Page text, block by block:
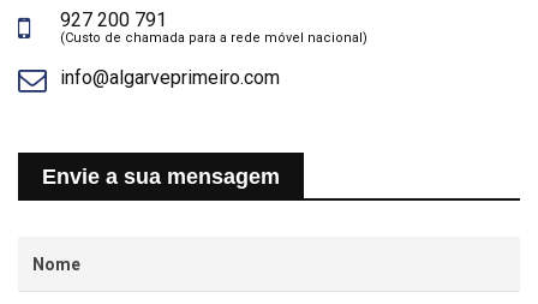
927 200 791
(Custo de chamada para a rede móvel nacional)
info@algarveprimeiro.com
Envie a sua mensagem